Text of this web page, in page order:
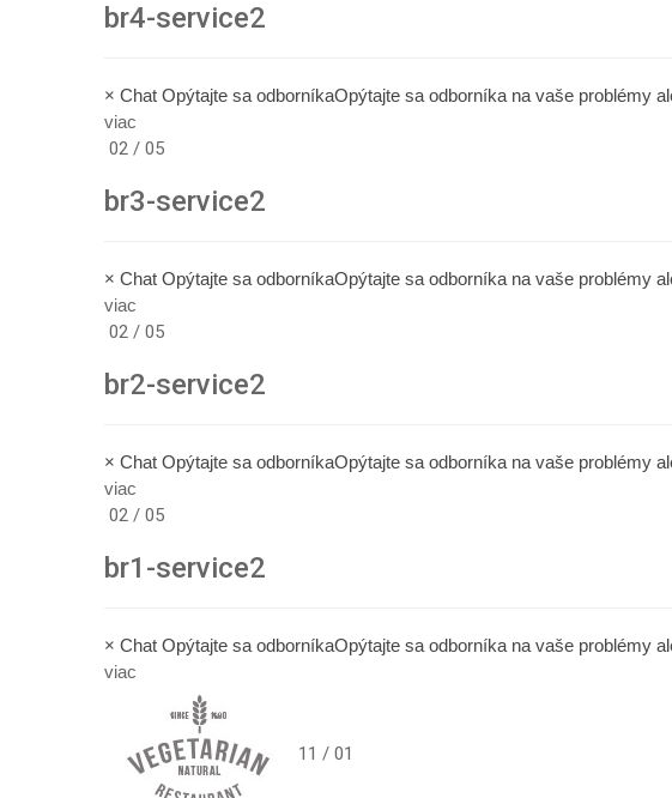
br4-service2
× Chat Opýtajte sa odborníkaOpýtajte sa odborníka na vaše problémy
viac
02 / 05
br3-service2
× Chat Opýtajte sa odborníkaOpýtajte sa odborníka na vaše problémy
viac
02 / 05
br2-service2
× Chat Opýtajte sa odborníkaOpýtajte sa odborníka na vaše problémy
viac
02 / 05
br1-service2
× Chat Opýtajte sa odborníkaOpýtajte sa odborníka na vaše problémy
viac
11 / 01